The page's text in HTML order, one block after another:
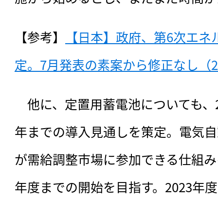
【参考】
【日本】政府、第6次エ
定。7月発表の素案から修正なし（
他に、定置用蓄電池についても
年までの導入見通しを策定。電気
が需給調整市場に参加できる仕組
年度までの開始を目指す。2023年